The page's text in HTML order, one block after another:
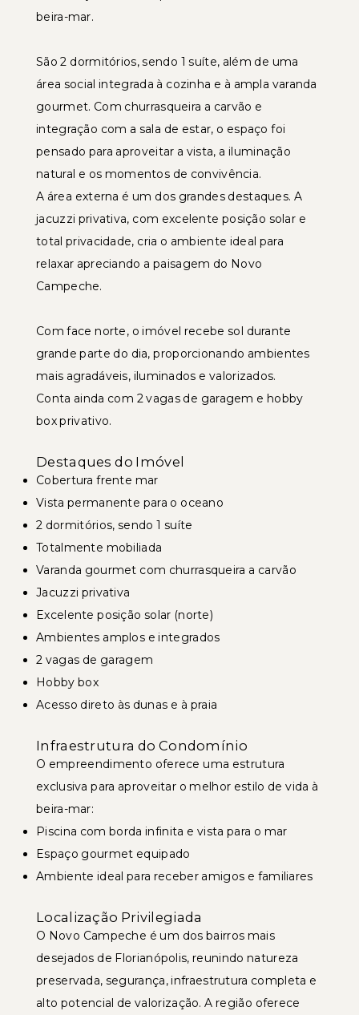
beira-mar.
São 2 dormitórios, sendo 1 suíte, além de uma
área social integrada à cozinha e à ampla varanda
gourmet. Com churrasqueira a carvão e
integração com a sala de estar, o espaço foi
pensado para aproveitar a vista, a iluminação
natural e os momentos de convivência.
A área externa é um dos grandes destaques. A
jacuzzi privativa, com excelente posição solar e
total privacidade, cria o ambiente ideal para
relaxar apreciando a paisagem do Novo
Campeche.
Com face norte, o imóvel recebe sol durante
grande parte do dia, proporcionando ambientes
mais agradáveis, iluminados e valorizados.
Conta ainda com 2 vagas de garagem e hobby
box privativo.
Destaques do Imóvel
Cobertura frente mar
Vista permanente para o oceano
2 dormitórios, sendo 1 suíte
Totalmente mobiliada
Varanda gourmet com churrasqueira a carvão
Jacuzzi privativa
Excelente posição solar (norte)
Ambientes amplos e integrados
2 vagas de garagem
Hobby box
Acesso direto às dunas e à praia
Infraestrutura do Condomínio
O empreendimento oferece uma estrutura
exclusiva para aproveitar o melhor estilo de vida à
beira-mar:
Piscina com borda infinita e vista para o mar
Espaço gourmet equipado
Ambiente ideal para receber amigos e familiares
Localização Privilegiada
O Novo Campeche é um dos bairros mais
desejados de Florianópolis, reunindo natureza
preservada, segurança, infraestrutura completa e
alto potencial de valorização. A região oferece